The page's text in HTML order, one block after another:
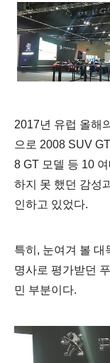
2017년 유럽 올해
으로 2008 SUV
8 GT 모델 등 10
하지 못 했던 감성
인하고 있었다.
특히, 눈여겨 볼 대
명사로 평가받던
민 부분이다.